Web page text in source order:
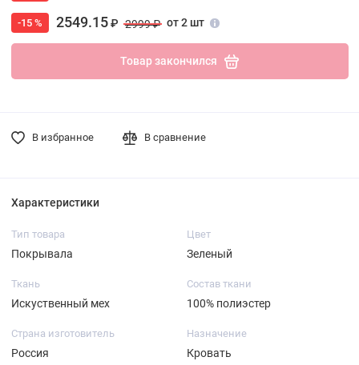
-15 % 2549.15₽ 2999 ₽ от 2 шт
Товар закончился
В избранное В сравнение
Характеристики
Тип товара
Покрывала
Цвет
Зеленый
Ткань
Искуственный мех
Состав ткани
100% полиэстер
Страна изготовитель
Россия
Назначение
Кровать